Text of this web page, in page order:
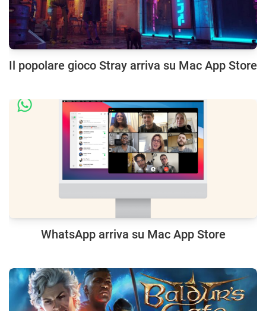
Il popolare gioco Stray arriva su Mac App Store
WhatsApp arriva su Mac App Store